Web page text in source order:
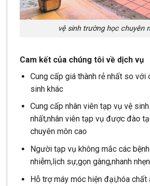
vệ sinh trường học chuyên
Cam kết của chúng tôi về dịch vụ
Cung cấp giá thành rẻ nhất so với
sinh khác
Cung cấp nhân viên tạp vụ vệ
nhất,nhân viên tạp vụ được đào
chuyên môn cao
Người tạp vụ không mắc các
nhiễm,lịch sự,gọn gàng,nhanh nhẹn
Hỗ trợ máy móc hiện đại,hóa chất